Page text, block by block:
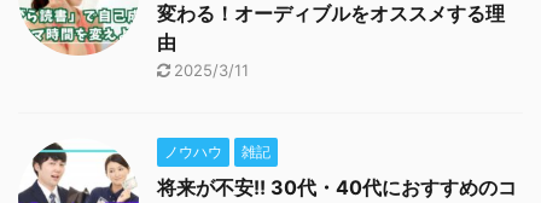
変わる！オーディブルをオススメする理
由
2025/3/11
ノウハウ 雑記
将来が不安!! 30代・40代におすすめのコ